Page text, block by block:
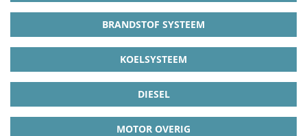
BRANDSTOF SYSTEEM
KOELSYSTEEM
DIESEL
MOTOR OVERIG